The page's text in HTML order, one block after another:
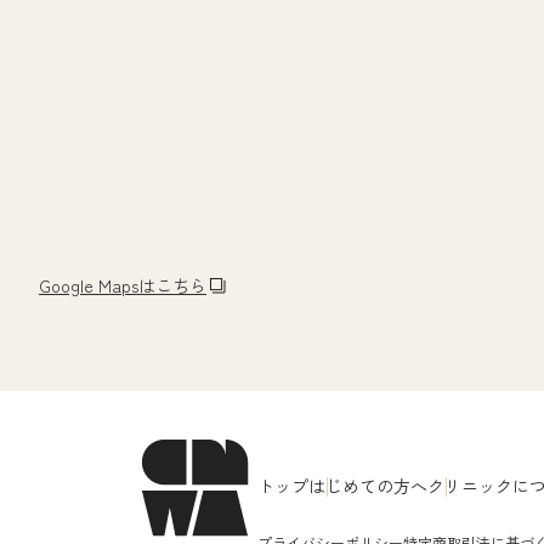
Google Mapsはこちら
トップはじめての方へクリニックに